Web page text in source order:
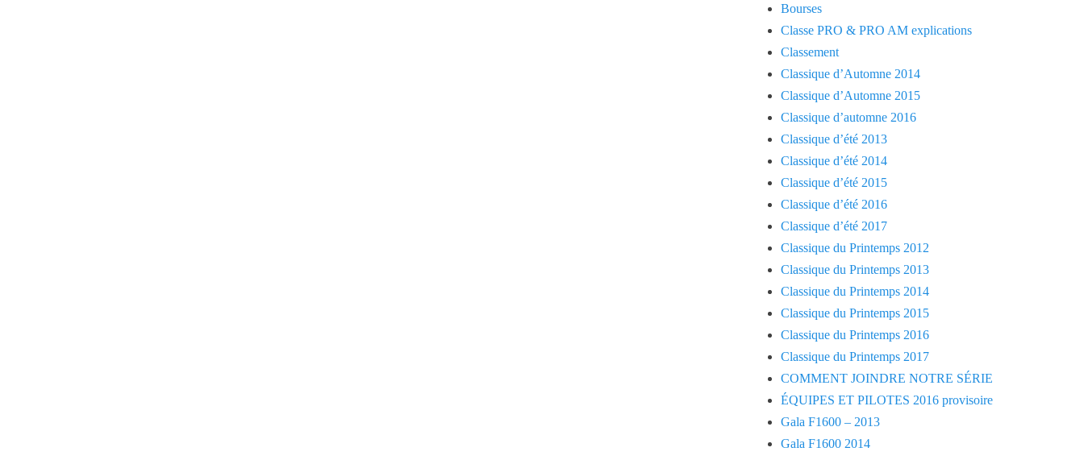
Bourses
Classe PRO & PRO AM explications
Classement
Classique d’Automne 2014
Classique d’Automne 2015
Classique d’automne 2016
Classique d’été 2013
Classique d’été 2014
Classique d’été 2015
Classique d’été 2016
Classique d’été 2017
Classique du Printemps 2012
Classique du Printemps 2013
Classique du Printemps 2014
Classique du Printemps 2015
Classique du Printemps 2016
Classique du Printemps 2017
COMMENT JOINDRE NOTRE SÉRIE
ÉQUIPES ET PILOTES 2016 provisoire
Gala F1600 – 2013
Gala F1600 2014